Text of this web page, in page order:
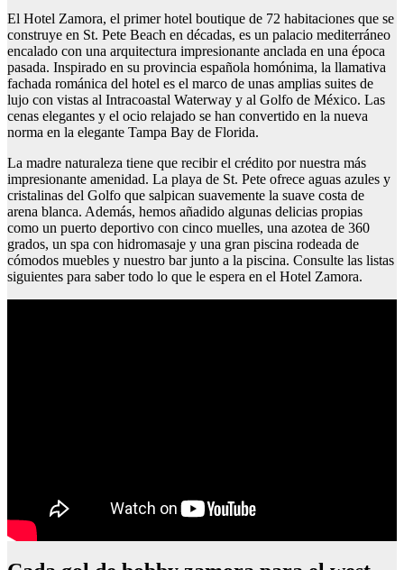
El Hotel Zamora, el primer hotel boutique de 72 habitaciones que se
construye en St. Pete Beach en décadas, es un palacio mediterráneo
encalado con una arquitectura impresionante anclada en una época
pasada. Inspirado en su provincia española homónima, la llamativa
fachada románica del hotel es el marco de unas amplias suites de
lujo con vistas al Intracoastal Waterway y al Golfo de México. Las
cenas elegantes y el ocio relajado se han convertido en la nueva
norma en la elegante Tampa Bay de Florida.
La madre naturaleza tiene que recibir el crédito por nuestra más
impresionante amenidad. La playa de St. Pete ofrece aguas azules y
cristalinas del Golfo que salpican suavemente la suave costa de
arena blanca. Además, hemos añadido algunas delicias propias
como un puerto deportivo con cinco muelles, una azotea de 360
grados, un spa con hidromasaje y una gran piscina rodeada de
cómodos muebles y nuestro bar junto a la piscina. Consulte las listas
siguientes para saber todo lo que le espera en el Hotel Zamora.